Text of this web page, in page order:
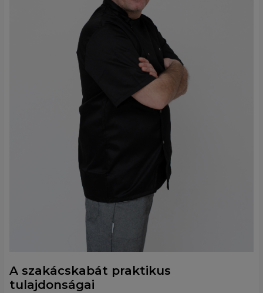
A szakácskabát praktikus
tulajdonságai